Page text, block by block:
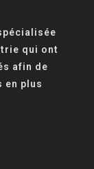
qui ont
afin de
en plus